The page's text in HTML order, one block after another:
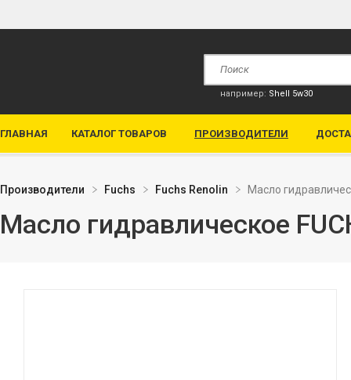
например: Shell 5w30
ГЛАВНАЯ КАТАЛОГ ТОВАРОВ ПРОИЗВОДИТЕЛИ
Производители Fuchs Fuchs Renolin Масло
Масло гидравлическое